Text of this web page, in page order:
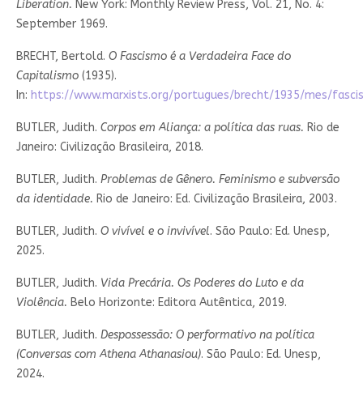
Liberation. New York: Monthly Review Press, Vol. 21, No. 4:
September 1969.
BRECHT, Bertold. O Fascismo é a Verdadeira Face do
Capitalismo (1935).
In: https://www.marxists.org/portugues/brecht/1935/mes/
BUTLER, Judith. Corpos em Aliança: a política das ruas. Rio de
Janeiro: Civilização Brasileira, 2018.
BUTLER, Judith. Problemas de Gênero. Feminismo e subversão
da identidade. Rio de Janeiro: Ed. Civilização Brasileira, 2003.
BUTLER, Judith. O vivível e o invivível. São Paulo: Ed. Unesp,
2025.
BUTLER, Judith. Vida Precária. Os Poderes do Luto e da
Violência. Belo Horizonte: Editora Autêntica, 2019.
BUTLER, Judith. Despossessão: O performativo na política
(Conversas com Athena Athanasiou). São Paulo: Ed. Unesp,
2024.